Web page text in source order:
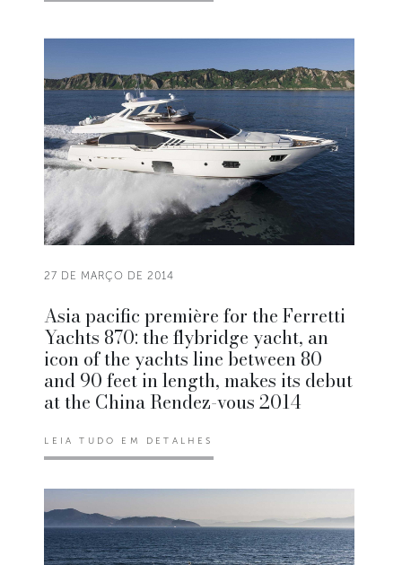
27 DE MARÇO DE 2014
Asia pacific première for the Ferretti
Yachts 870: the flybridge yacht, an
icon of the yachts line between 80
and 90 feet in length, makes its debut
at the China Rendez-vous 2014
LEIA TUDO EM DETALHES